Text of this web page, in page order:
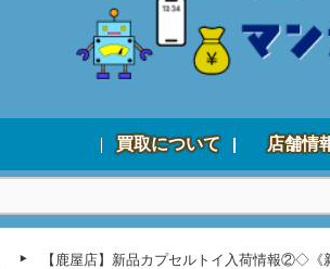
買取について 店舗情
【鹿屋店】新品カプセルトイ入荷情報②◇《